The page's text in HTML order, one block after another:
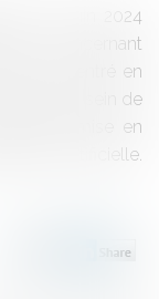
du 13 juin 2024
concernant
est entré en
au sein de
la mise en
artificielle.